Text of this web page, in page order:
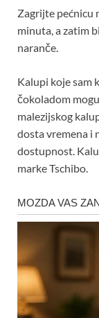
Zagrijte pećnicu
minuta, a zatim
naranče.
Kalupi koje sam
čokoladom
malezijskog
dosta vremena i
dostupnost.
marke Tschibo.